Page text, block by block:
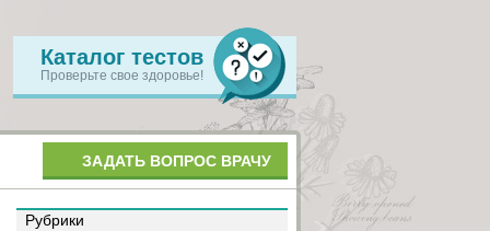
Каталог тестов
Проверьте свое здоровье!
ЗАДАТЬ ВОПРОС ВРАЧУ
Рубрики